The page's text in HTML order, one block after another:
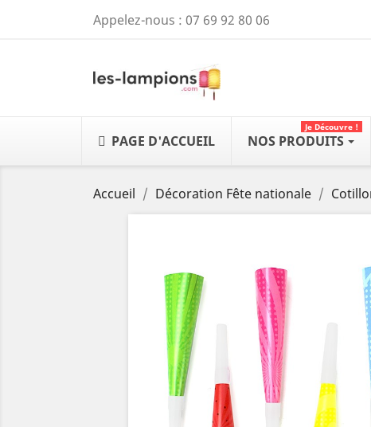
Appelez-nous : 07 69 92 80 06
PAGE D'ACCUEIL NOS PRODUITS
Je Découvre !
Accueil Décoration Fête nationale